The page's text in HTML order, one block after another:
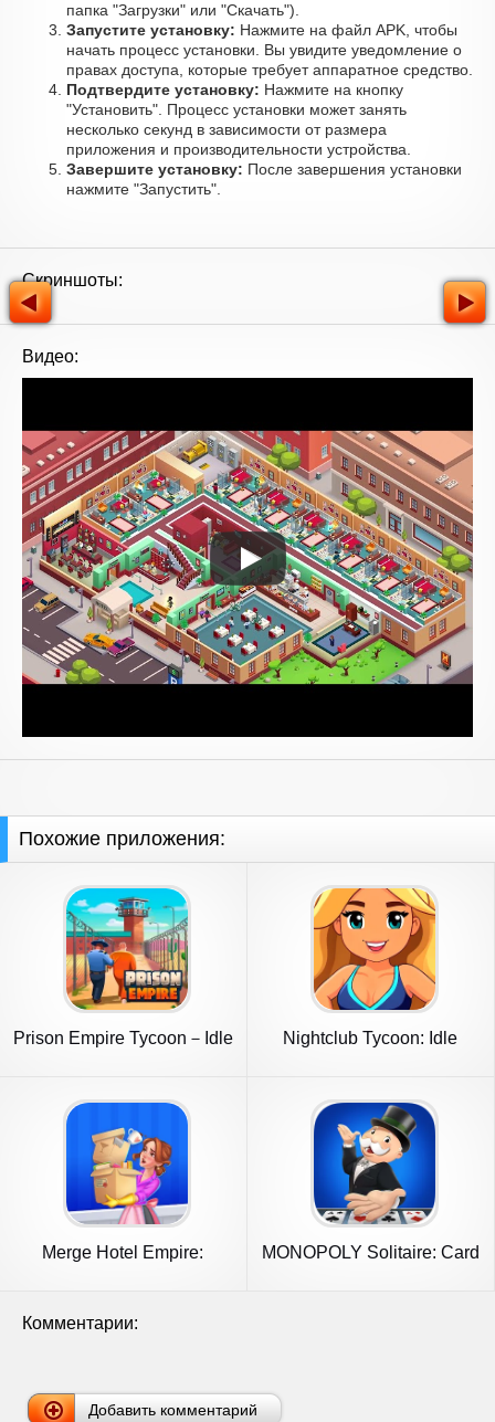
папка "Загрузки" или "Скачать").
Запустите установку: Нажмите на файл APK, чтобы
начать процесс установки. Вы увидите уведомление о
правах доступа, которые требует аппаратное средство.
Подтвердите установку: Нажмите на кнопку
"Установить". Процесс установки может занять
несколько секунд в зависимости от размера
приложения и производительности устройства.
Завершите установку: После завершения установки
нажмите "Запустить".
Скриншоты:
Видео:
Похожие приложения:
Prison Empire Tycoon－Idle
Nightclub Tycoon: Idle
Merge Hotel Empire:
MONOPOLY Solitaire: Card
Комментарии:
Добавить комментарий